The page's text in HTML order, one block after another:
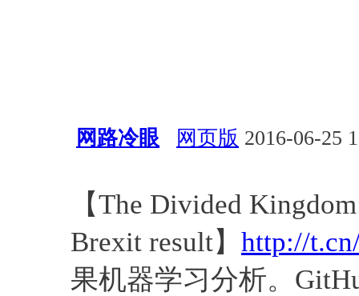
网路冷眼 网页版 2016-06-25
【The Divided
Brexit result】 http://
果机器学习分析。